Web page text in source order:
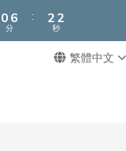
0 6
5
分
:
2
1
0
2
1
0
秒
繁體中文